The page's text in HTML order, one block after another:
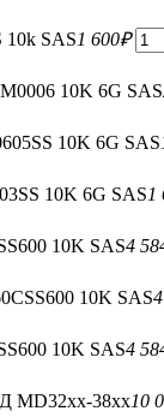
10k SAS1 600₽
10K 6G SAS
10K 6G SAS
10K 6G SAS1
10K SAS4
10K SAS
10K SAS4
MD32xx-38xx10